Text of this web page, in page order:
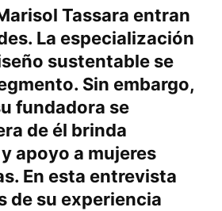
Tassara entran
La especialización
sustentable se
Sin embargo,
fundadora se
de él brinda
apoyo a mujeres
En esta entrevista
de su experiencia